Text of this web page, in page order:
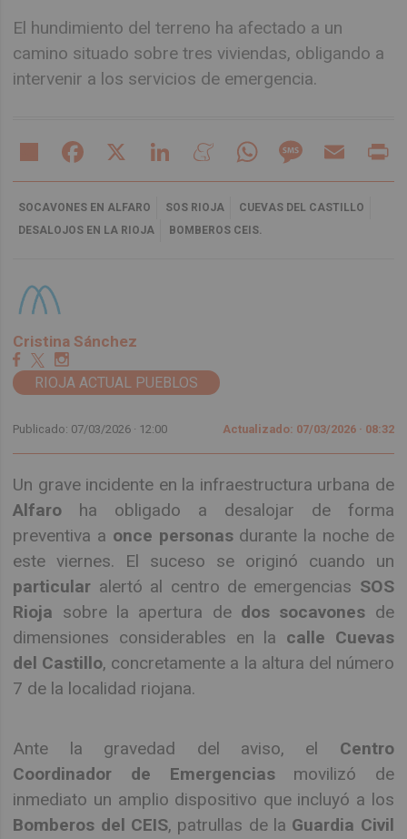
El hundimiento del terreno ha afectado a un
camino situado sobre tres viviendas, obligando a
intervenir a los servicios de emergencia.
Share Facebook LinkedIn MeneameWhatsAppMessageEmail
SOCAVONES EN ALFARO SOS RIOJA
CUEVAS DEL CASTILLO
DESALOJOS EN LA RIOJA
BOMBEROS CEIS.
Cristina Sánchez
RIOJA ACTUAL PUEBLOS
Publicado: 07/03/2026 · 12:00 Actualizado: 07/03/2026 · 08:32
Un grave incidente en la infraestructura urbana de
Alfaro ha obligado a desalojar de forma
preventiva a once personasdurante la noche de
este viernes. El suceso se originó cuando un
particular alertó al centro de emergencias SOS
Rioja sobre la apertura de dos socavones de
dimensiones considerables en la calle Cuevas
del Castillo, concretamente a la altura del número
7 de la localidad riojana.
Ante la gravedad del aviso, el Centro
Coordinador de Emergenciasmovilizó de
inmediato un amplio dispositivo que incluyó a los
Bomberos del CEIS, patrullas de la Guardia Civil